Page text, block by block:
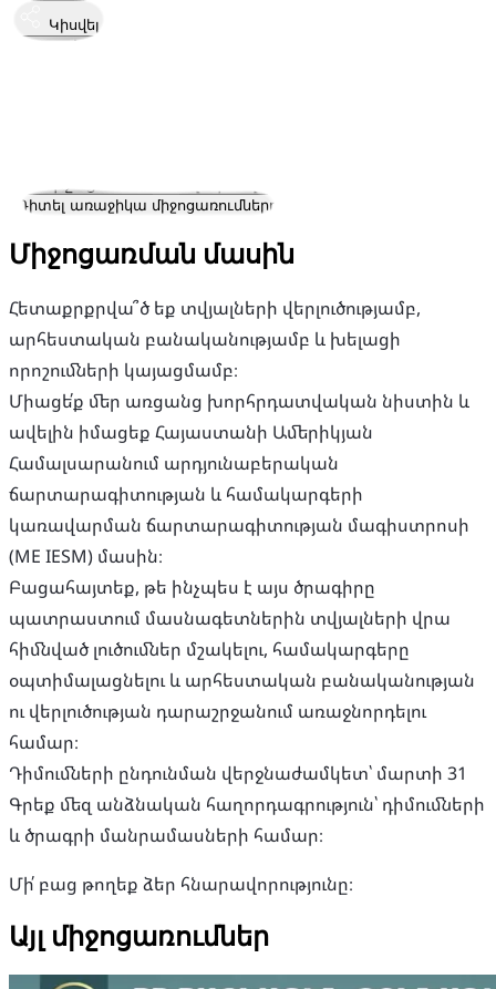
Կիսվել
Կայացել է
Դիտել առաջիկա միջոցառումները
Միջոցառման մասին
Հետաքրքրվա՞ծ եք տվյալների վերլուծությամբ,
արհեստական ​​բանականությամբ և խելացի
որոշումների կայացմամբ։
Միացե՛ք մեր առցանց խորհրդատվական նիստին և
ավելին իմացեք Հայաստանի Ամերիկյան
Համալսարանում արդյունաբերական
ճարտարագիտության և համակարգերի
կառավարման ճարտարագիտության մագիստրոսի
(ME IESM) մասին։
Բացահայտեք, թե ինչպես է այս ծրագիրը
պատրաստում մասնագետներին տվյալների վրա
հիմնված լուծումներ մշակելու, համակարգերը
օպտիմալացնելու և արհեստական ​​բանականության
ու վերլուծության դարաշրջանում առաջնորդելու
համար։
Դիմումների ընդունման վերջնաժամկետ՝ մարտի 31
Գրեք մեզ անձնական հաղորդագրություն՝ դիմումների
և ծրագրի մանրամասների համար։
Մի՛ բաց թողեք ձեր հնարավորությունը։
Այլ միջոցառումներ